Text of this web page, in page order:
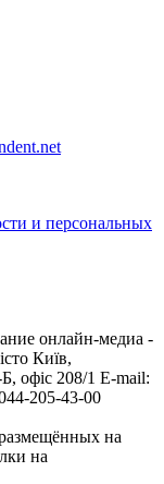
и персональных
онлайн-медиа -
Київ,
208/1 E-mail:
205-43-00
на
на